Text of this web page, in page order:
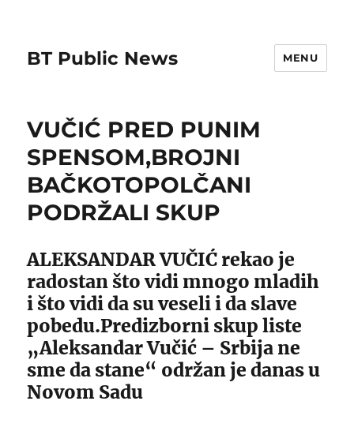
BT Public News MENU
VUČIĆ PRED PUNIM
SPENSOM,BROJNI
BAČKOTOPOLČANI
PODRŽALI SKUP
ALEKSANDAR VUČIĆ rekao je
radostan što vidi mnogo mladih
i što vidi da su veseli i da slave
pobedu.Predizborni skup liste
„Aleksandar Vučić – Srbija ne
sme da stane“ održan je danas u
Novom Sadu